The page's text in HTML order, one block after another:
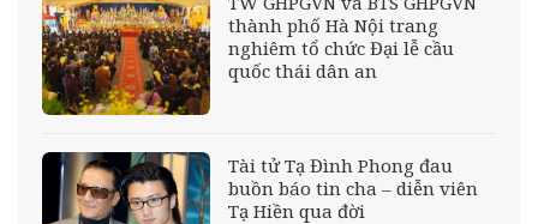
thành phố Hà Nội trang
nghiêm tổ chức Đại lễ cầu
quốc thái dân an
Tài tử Tạ Đình Phong đau
buồn báo tin cha – diễn viên
Tạ Hiền qua đời